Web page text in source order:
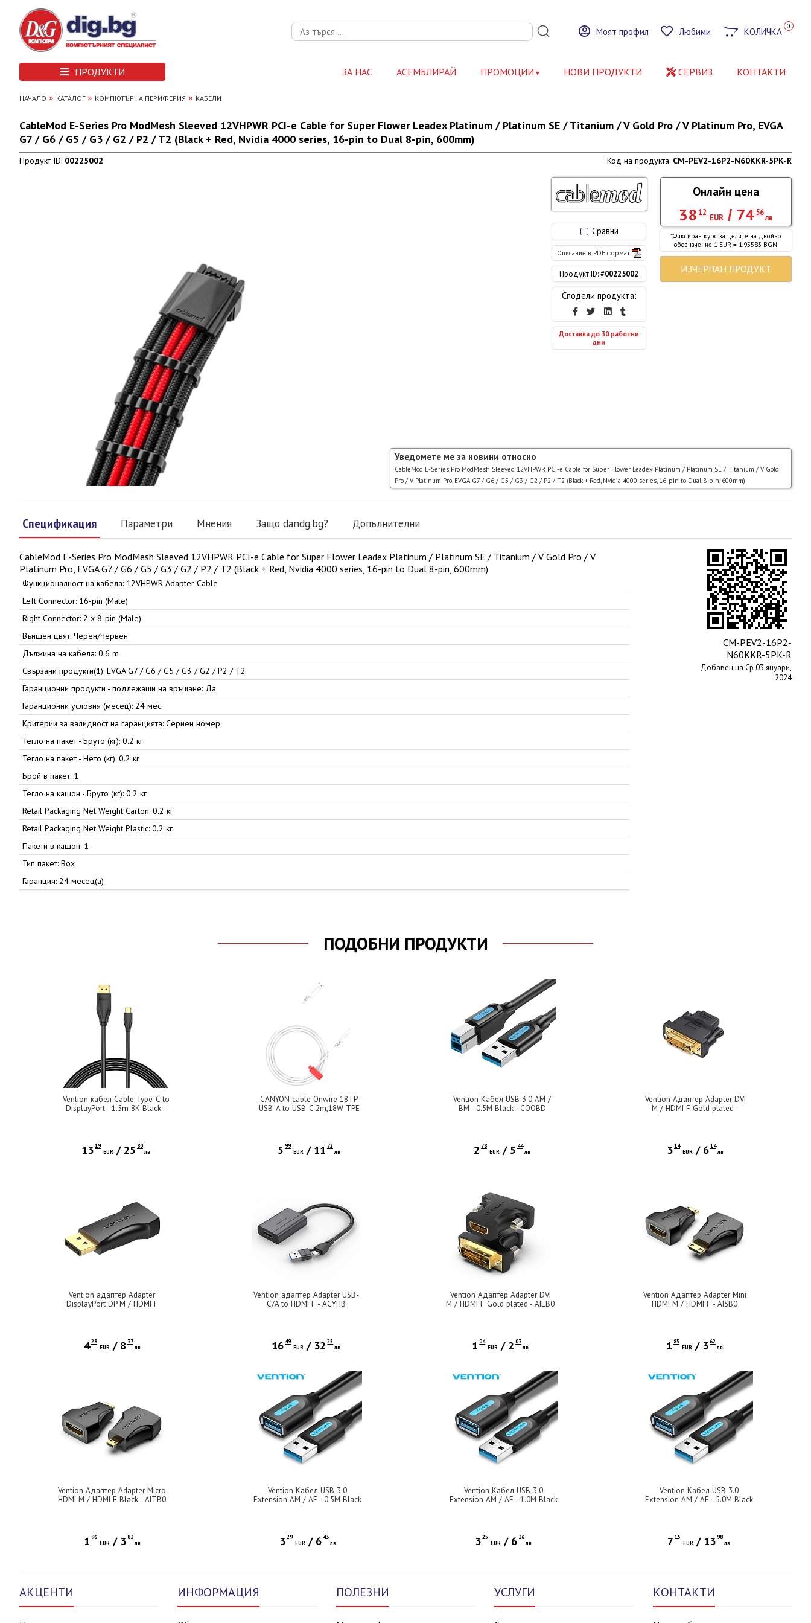
Моят профил Любими КОЛИЧКА 0
ПРОДУКТИ ЗА НАС АСЕМБЛИРАЙ ПРОМОЦИИ НОВИ ПРОДУКТИ СЕРВИЗ КОНТАКТИ
НАЧАЛО » КАТАЛОГ» КОМПЮТЪРНА ПЕРИФЕРИЯ » КАБЕЛИ
CableMod E-Series Pro ModMesh Sleeved 12VHPWR PCI-e Cable for Super Flower Leadex Platinum / Platinum SE / Titanium / V Gold Pro / V Platinum Pro, EVGA
G7 / G6 / G5 / G3 / G2 / P2 / T2 (Black + Red, Nvidia 4000 series, 16-pin to Dual 8-pin, 600mm)
Продукт ID: 00225002 Код на продукта: CM-PEV2-16P2-N60KKR-5PK-R
Сравни
Описание в PDF формат
Продукт ID: #00225002
Сподели продукта:
Доставка до 30 работни
дни
Онлайн цена
3812
EUR/ 7456
лв
*Фиксиран курс за целите на двойно
обозначение 1 EUR = 1.95583 BGN
ИЗЧЕРПАН ПРОДУКТ
Уведомете ме за новини относно
CableMod E-Series Pro ModMesh Sleeved 12VHPWR PCI-e Cable for Super Flower Leadex Platinum / Platinum SE / Titanium / V Gold
Pro / V Platinum Pro, EVGA G7 / G6 / G5 / G3 / G2 / P2 / T2 (Black + Red, Nvidia 4000 series, 16-pin to Dual 8-pin, 600mm)
Спецификация Параметри Мнения Защо dandg.bg? Допълнителни
CableMod E-Series Pro ModMesh Sleeved 12VHPWR PCI-e Cable for Super Flower Leadex Platinum / Platinum SE / Titanium / V Gold Pro / V
Platinum Pro, EVGA G7 / G6 / G5 / G3 / G2 / P2 / T2 (Black + Red, Nvidia 4000 series, 16-pin to Dual 8-pin, 600mm)
Функционалност на кабела: 12VHPWR Adapter Cable
Left Connector: 16-pin (Male)
Right Connector: 2 x 8-pin (Male)
Външен цвят: Черен/Червен
Дължина на кабела: 0.6 m
Свързани продукти(1): EVGA G7 / G6 / G5 / G3 / G2 / P2 / T2
Гаранционни продукти - подлежащи на връщане: Да
Гаранционни условия (месец): 24 мес.
Критерии за валидност на гаранцията: Сериен номер
Тегло на пакет - Бруто (кг): 0.2 кг
Тегло на пакет - Нето (кг): 0.2 кг
Брой в пакет: 1
Тегло на кашон - Бруто (кг): 0.2 кг
Retail Packaging Net Weight Carton: 0.2 кг
Retail Packaging Net Weight Plastic: 0.2 кг
Пакети в кашон: 1
Тип пакет: Box
Гаранция: 24 месец(а)
CM-PEV2-16P2-
N60KKR-5PK-R
Добавен на Ср 03 януари,
2024
ПОДОБНИ ПРОДУКТИ
Vention кабел Cable Type-C to
DisplayPort - 1.5m 8K Black -
1319
EUR / 25 80
лв
CANYON cable Onwire 18TP
USB-A to USB-C 2m,18W TPE
5 99
EUR / 11 72
лв
Vention Кабел USB 3.0 AM /
BM - 0.5M Black - COOBD
2 78
EUR / 5 44
лв
Vention Адаптер Adapter DVI
M / HDMI F Gold plated -
314
EUR / 614
лв
Vention адаптер Adapter
DisplayPort DP M / HDMI F
4 28
EUR/ 8 37
лв
Vention адаптер Adapter USB-
C/A to HDMI F - ACYHB
16 49
EUR / 32 25
лв
Vention Адаптер Adapter DVI
M / HDMI F Gold plated - AILB0
1 04
EUR / 2 03
лв
Vention Адаптер Adapter Mini
HDMI M / HDMI F - AISB0
1 85
EUR / 362
лв
Vention Адаптер Adapter Micro
HDMI M / HDMI F Black - AITB0
1 96
EUR/ 3 83
лв
Vention Кабел USB 3.0
Extension AM / AF - 0.5M Black
329
EUR/ 6 43
лв
Vention Кабел USB 3.0
Extension AM / AF - 1.0M Black
325
EUR / 6 36
лв
Vention Кабел USB 3.0
Extension AM / AF - 5.0M Black
7 15
EUR / 13 98
лв
АКЦЕНТИ ИНФОРМАЦИЯ ПОЛЕЗНИ УСЛУГИ КОНТАКТИ